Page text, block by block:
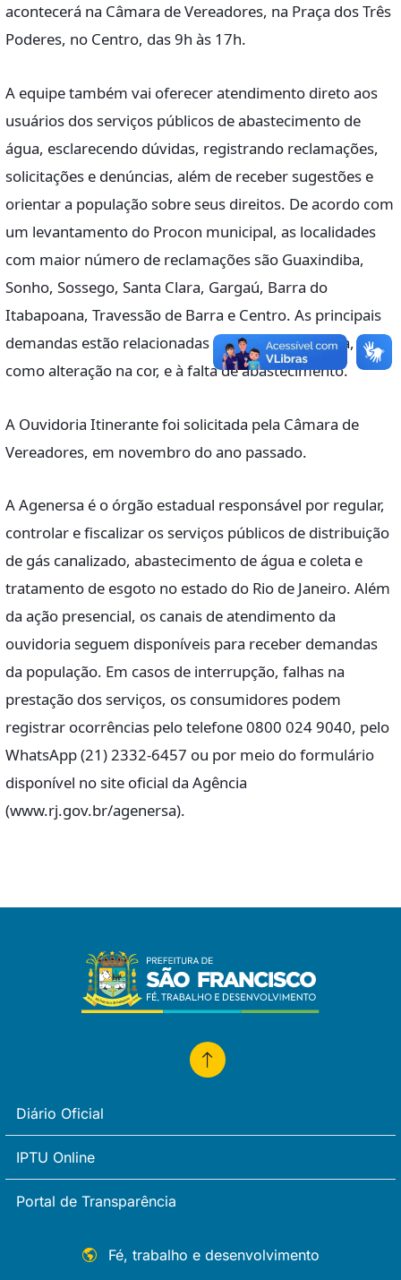
acontecerá na Câmara de Vereadores, na Praça dos Três
Poderes, no Centro, das 9h às 17h.
A equipe também vai oferecer atendimento direto aos
usuários dos serviços públicos de abastecimento de
água, esclarecendo dúvidas, registrando reclamações,
solicitações e denúncias, além de receber sugestões e
orientar a população sobre seus direitos. De acordo com
um levantamento do Procon municipal, as localidades
com maior número de reclamações são Guaxindiba,
Sonho, Sossego, Santa Clara, Gargaú, Barra do
Itabapoana, Travessão de Barra e Centro. As principais
demandas estão relacionadas à qualidade da água,
como alteração na cor, e à falta de abastecimento.
A Ouvidoria Itinerante foi solicitada pela Câmara de
Vereadores, em novembro do ano passado.
A Agenersa é o órgão estadual responsável por regular,
controlar e fiscalizar os serviços públicos de distribuição
de gás canalizado, abastecimento de água e coleta e
tratamento de esgoto no estado do Rio de Janeiro. Além
da ação presencial, os canais de atendimento da
ouvidoria seguem disponíveis para receber demandas
da população. Em casos de interrupção, falhas na
prestação dos serviços, os consumidores podem
registrar ocorrências pelo telefone 0800 024 9040, pelo
WhatsApp (21) 2332-6457 ou por meio do formulário
disponível no site oficial da Agência
(www.rj.gov.br/agenersa).
Diário Oficial
IPTU Online
Portal de Transparência
Fé, trabalho e desenvolvimento